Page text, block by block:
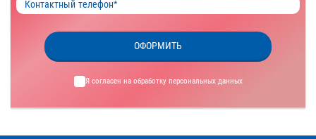
ОФОРМИТЬ
Я согласен на обработку персональных данных